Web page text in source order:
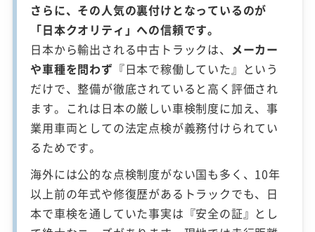
さらに、その人気の裏付けとなっているのが
「日本クオリティ」への信頼です。
日本から輸出される中古トラックは、 メーカー
や車種を問わず 『日本で稼働していた』という
だけで、整備が徹底されていると高く評価され
ます。これは日本の厳しい車検制度に加え、事
業用車両としての法定点検が義務付けられてい
るためです。
海外には公的な点検制度がない国も多く、10年
以上前の年式や修復歴があるトラックでも、日
本で車検を通していた事実は『安全の証』とし